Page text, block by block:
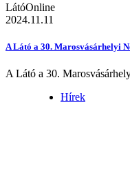
LátóOnline
2024.11.11
A Látó a 30. Marosvásárhelyi
A Látó a 30.
Hírek